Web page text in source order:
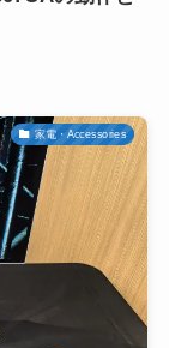
家電・Accessories